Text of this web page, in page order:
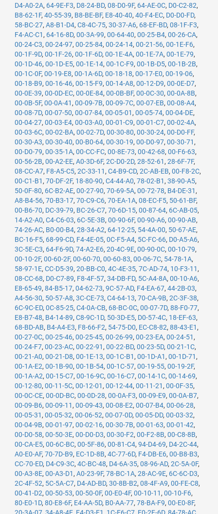
D4-A0-2A, 64-9E-F3, D8-24-BD, 08-D0-9F, 64-AE-0C, D0-C2-82,
B8-62-1F, 40-55-39, B8-BE-BF, E8-40-40, 40-F4-EC, D0-D0-FD,
58-BC-27, A8-B1-D4, C8-4C-75, 30-37-A6, 68-EF-BD, 08-1F-F3,
F4-AC-C1 , 64-16-8D, 00-3A-99, 00-64-40, 00-25-B4, 00-26-CA,
00-24-C3, 00-24-97, 00-25-84, 00-24-14, 00-21-56, 00-1E-F6,
00-1F-9D, 00-1F-26, 00-1F-6D, 00-1E-4A, 00-1E-7A, 00-1E-79,
00-1D-46, 00-1D-E5, 00-1E-14, 00-1C-F9, 00-1B-D5, 00-1B-2B,
00-1C-0F, 00-19-E8, 00-1A-6D, 00-18-18, 00-17-E0, 00-19-06,
00-18-B9, 00-16-46, 00-15-F9, 00-14-A8, 00-12-D9, 00-0E-D7,
00-0E-39, 00-0D-EC, 00-0E-84, 00-0B-BF, 00-0C-30, 00-0A-8B,
00-0B-5F, 00-0A-41 , 00-09-7B, 00-09-7C, 00-07-EB, 00-08-A4,
00-08-7D, 00-07-50, 00-07-84, 00-05-01 , 00-05-74, 00-04-DE,
00-04-27, 00-03-E4, 00-03-A0, 00-01-C9, 00-01-C7, 00-02-4A,
00-03-6C, 00-02-BA, 00-02-7D, 00-30-80, 00-30-24, 00-D0-FF,
00-30-A3, 00-30-40, 00-B0-64, 00-30-19, 00-D0-97, 00-30-71 ,
00-D0-79, 00-35-1A, 00-CC-FC, 00-8E-73, 00-42-68, 00-F6-63,
00-56-2B, 00-A2-EE, A0-3D-6F, 2C-D0-2D, 28-52-61 , 28-6F-7F,
08-CC-A7, F8-A5-C5, 2C-33-11 , C4-B9-CD, 2C-AB-EB, 00-F8-2C,
00-C1-B1 , 70-DF-2F, 18-80-90, C4-44-A0, 78-02-B1 , 38-90-A5,
50-0F-80, 6C-B2-AE, 00-27-90, 70-69-5A, 00-72-78, B4-DE-31 ,
A8-B4-56, 70-B3-17, 70-C9-C6, 70-EA-1A, 08-EC-F5, 50-61-BF,
00-B6-70, DC-39-79, BC-26-C7, 70-6D-15, 00-87-64, 6C-AB-05,
14-A2-A0, C4-C6-03, 6C-5E-3B, 00-90-6F, 00-90-A6, 00-90-AB,
74-26-AC, B0-00-B4, 28-34-A2, 64-12-25, 54-4A-00, 50-67-AE,
BC-16-F5, 68-99-CD, F4-4E-05, 0C-F5-A4, 5C-FC-66, D0-A5-A6,
3C-5E-C3, 64-F6-9D, 74-A2-E6, 20-4C-9E, 00-90-0C, 00-10-79,
00-10-2F, 00-60-2F, 00-60-70, 00-60-83, 00-06-7C, 54-78-1A,
58-97-1E, CC-D5-39, 20-BB-C0, 4C-4E-35, 7C-AD-74, 10-F3-11 ,
08-CC-68, D0-C7-89, F8-4F-57, 34-DB-FD, 5C-A4-8A, 00-10-A6,
E8-65-49, 84-B5-17, 04-62-73, 9C-57-AD, F4-EA-67, 44-2B-03,
A4-56-30, 50-57-A8, 3C-CE-73, C4-64-13, 70-CA-9B, 2C-3F-38,
6C-9C-ED, 0C-85-25, C4-0A-CB, 68-BC-0C, 00-07-7D, 88-F0-77,
E8-B7-48, B4-14-89, C8-9C-1D, 50-3D-E5, D0-57-4C, 18-EF-63,
68-BD-AB, B4-A4-E3, F8-66-F2, 54-75-D0, EC-C8-82, 88-43-E1 ,
00-27-0C, 00-25-46, 00-25-45, 00-26-99, 00-23-EA, 00-24-51 ,
00-24-F7, 00-23-AC, 00-22-91 , 00-22-BD, 00-23-5D, 00-21-1C,
00-21-A0, 00-21-D8, 00-1E-13, 00-1C-B1 , 00-1D-A1 , 00-1D-71 ,
00-1A-E2, 00-1B-90, 00-1B-54, 00-1C-57, 00-19-55, 00-19-2F,
00-1A-A2, 00-15-C7, 00-16-9C, 00-16-C7, 00-14-1C, 00-14-69,
00-12-80, 00-11-5C, 00-12-01 , 00-12-44, 00-11-21 , 00-0F-35,
00-0C-CE, 00-0D-BC, 00-0D-28, 00-0A-F3, 00-09-E9, 00-0A-B7,
00-09-B6, 00-09-11 , 00-09-43, 00-08-E2, 00-07-B4, 00-06-28,
00-05-31 , 00-05-32, 00-06-52, 00-07-0D, 00-05-DD, 00-03-32,
00-04-9B, 00-01-97, 00-02-16, 00-30-7B, 00-01-63, 00-01-42,
00-D0-58, 00-50-3E, 00-D0-D3, 00-30-F2, 00-F2-8B, 00-C8-8B,
00-CA-E5, 00-6C-BC, 00-5F-86, 00-81-C4, 94-D4-69, D4-2C-44,
A0-E0-AF, 70-7D-B9, EC-1D-8B, 4C-77-6D, F4-DB-E6, 00-B8-B3,
CC-70-ED, D4-C9-3C, 4C-BC-48, D4-6A-35, 08-96-AD, 2C-5A-0F,
00-A3-8E, 00-A3-D1 , A0-23-9F, 78-BC-1A, 28-AC-9E, 6C-6C-D3,
2C-4F-52, 5C-5A-C7, D4-AD-BD, 30-8B-B2, 08-4F-A9, 00-FE-C8,
00-41-D2, 00-50-53, 00-50-0F, 00-E0-4F, 00-10-11 , 00-10-F6,
80-E0-1D, 80-E8-6F, E4-AA-5D, B0-AA-77, 78-BA-F9, 00-E0-8F,